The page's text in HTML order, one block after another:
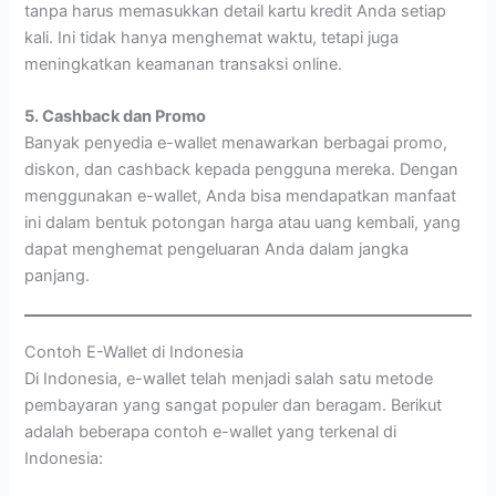
tanpa harus memasukkan detail kartu kredit Anda setiap
kali. Ini tidak hanya menghemat waktu, tetapi juga
meningkatkan keamanan transaksi online.
5. Cashback dan Promo
Banyak penyedia e-wallet menawarkan berbagai promo,
diskon, dan cashback kepada pengguna mereka. Dengan
menggunakan e-wallet, Anda bisa mendapatkan manfaat
ini dalam bentuk potongan harga atau uang kembali, yang
dapat menghemat pengeluaran Anda dalam jangka
panjang.
Contoh E-Wallet di Indonesia
Di Indonesia, e-wallet telah menjadi salah satu metode
pembayaran yang sangat populer dan beragam. Berikut
adalah beberapa contoh e-wallet yang terkenal di
Indonesia: